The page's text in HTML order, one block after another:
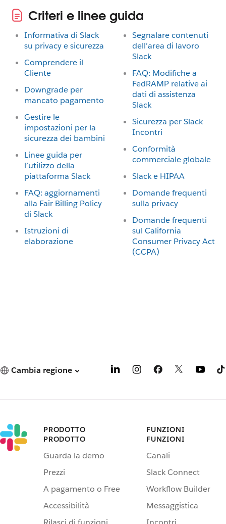
Criteri e linee guida
Informativa di Slack
su privacy e sicurezza
Comprendere il
Cliente
Downgrade per
mancato pagamento
Gestire le
impostazioni per la
sicurezza dei bambini
Linee guida per
l’utilizzo della
piattaforma Slack
FAQ: aggiornamenti
alla Fair Billing Policy
di Slack
Istruzioni di
elaborazione
Segnalare contenuti
dell’area di lavoro
Slack
FAQ: Modifiche a
FedRAMP relative ai
dati di assistenza
Slack
Sicurezza per Slack
Incontri
Conformità
commerciale globale
Slack e HIPAA
Domande frequenti
sulla privacy
Domande frequenti
sul California
Consumer Privacy Act
(CCPA)
Cambia regione
PRODOTTO
PRODOTTO
Guarda la demo
Prezzi
A pagamento o Free
Accessibilità
FUNZIONI
FUNZIONI
Canali
Slack Connect
Workflow Builder
Messaggistica